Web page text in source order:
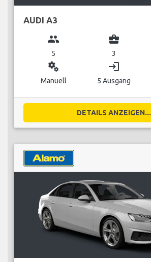
AUDI A3
group
5
business_center
3
miscellaneous_services
Manuell
login
5 Ausgang
DETAILS ANZEIGEN...